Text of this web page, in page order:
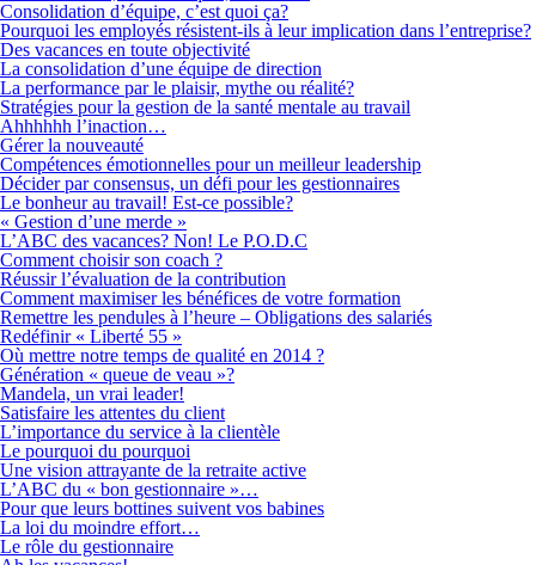
Consolidation d’équipe, c’est quoi ça?
Pourquoi les employés résistent-ils à leur implication dans l’entreprise?
Des vacances en toute objectivité
La consolidation d’une équipe de direction
La performance par le plaisir, mythe ou réalité?
Stratégies pour la gestion de la santé mentale au travail
Ahhhhhh l’inaction…
Gérer la nouveauté
Compétences émotionnelles pour un meilleur leadership
Décider par consensus, un défi pour les gestionnaires
Le bonheur au travail! Est-ce possible?
« Gestion d’une merde »
L’ABC des vacances? Non! Le P.O.D.C
Comment choisir son coach ?
Réussir l’évaluation de la contribution
Comment maximiser les bénéfices de votre formation
Remettre les pendules à l’heure – Obligations des salariés
Redéfinir « Liberté 55 »
Où mettre notre temps de qualité en 2014 ?
Génération « queue de veau »?
Mandela, un vrai leader!
Satisfaire les attentes du client
L’importance du service à la clientèle
Le pourquoi du pourquoi
Une vision attrayante de la retraite active
L’ABC du « bon gestionnaire »…
Pour que leurs bottines suivent vos babines
La loi du moindre effort…
Le rôle du gestionnaire